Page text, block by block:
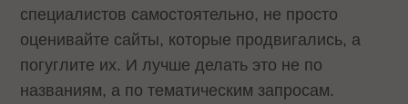
специалистов самостоятельно, не просто
оценивайте сайты, которые продвигались, а
погуглите их. И лучше делать это не по
названиям, а по тематическим запросам.